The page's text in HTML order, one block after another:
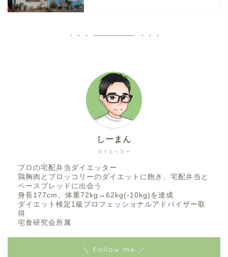
ダイエッター
しーまん
プロの宅配弁当ダイエッター
鶏胸肉とブロッコリーのダイエットに飽き、宅配弁当と
ベースブレッドに出会う
身長177cm、体重72kg→62kg(-10kg)を達成
ダイエット検定1級プロフェッショナルアドバイザー取
得
宅食研究会所属
＼ Follow me ／